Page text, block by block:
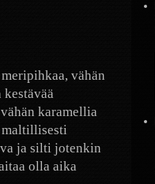
vähän
karamellia
maltillisesti
ja silti jotenkin
olla aika